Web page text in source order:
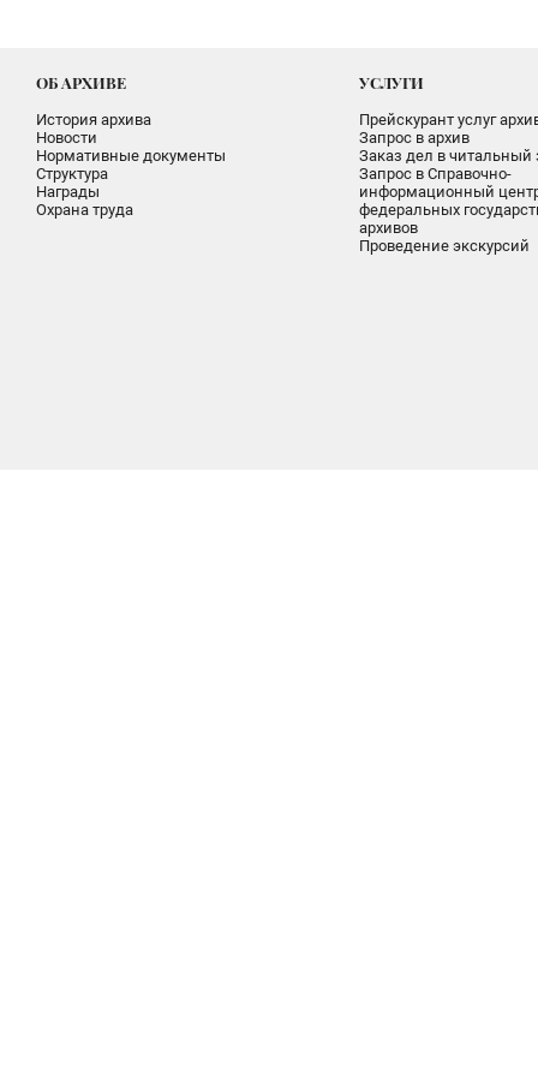
ОБ АРХИВЕ
История архива
Новости
Нормативные документы
Структура
Награды
Охрана труда
УСЛУГИ
Прейскурант услуг
Запрос в архив
Заказ дел в читальный
Запрос в Справочно-
информационный
федеральных
архивов
Проведение экскурсий